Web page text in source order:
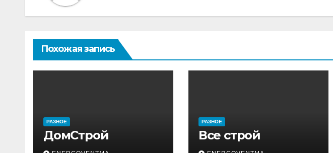
Похожая запись
РАЗНОЕ
ДомСтрой
РАЗНОЕ
Все строй